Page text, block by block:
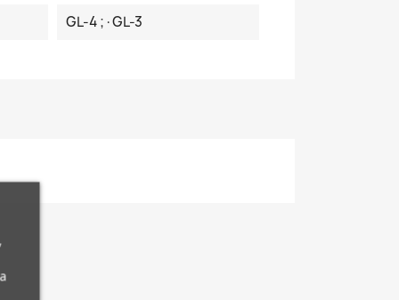
GL-4 ;·GL-3